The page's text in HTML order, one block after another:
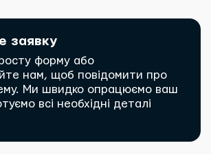
заявку
форму або
нам, щоб повідомити про
Ми швидко опрацюємо ваш
всі необхідні деталі